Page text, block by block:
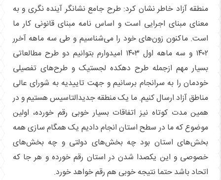
منطقه آزاد خاطر نشان کرد: طرح جامع نشانگر آینده نگری و به
معنای مبنای اجرایی است و اساس نامه مبنای قانونی کار ما
است. ماکنون زون‌های خود را می‌شناسیم و طی سه ماهه آخرر
۱۴۰۲ و سه ماهه اول ۱۴۰۳ امیدوارم بتوانیم دو طرح مطالعاتی
بسیار مهم ازجمله طرح دهکده لجستیک و طرح‌های تفصیلی
خودمان را به سرانجام برسانیم و جهت تاییدیه به شورای عالی
مناطق آزاد ارسال کنیم. ما یک منطقه جدید‌التاسیس هستیم و در
همین مدت کوتاه نیز اتفاقات بسیار خوبی رقم خورده، اولین
موضوع که ما در سطح استان انجام دادیم یک همگام سازی همه
بخش‌های استان بود چه بخش‌های دولتی و چه بخش‌های
خصوصی و این یکصدا شدن در استان رقم خورده و هر جا که
اتحاد باشد حتما نتیجه خوبی هم رقم خواهد خورد.